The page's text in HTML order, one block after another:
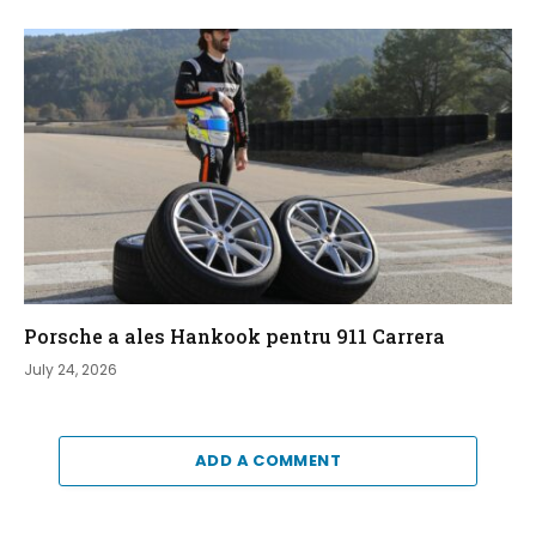
Porsche a ales Hankook pentru 911 Carrera
July 24, 2026
ADD A COMMENT